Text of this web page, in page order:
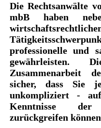
Die Rechtsanwälte
mbB haben
professionelle und
gewährleisten.
Zusammenarbeit
sicher, dass Sie
unkompliziert -
Kenntnisse
zurückgreifen